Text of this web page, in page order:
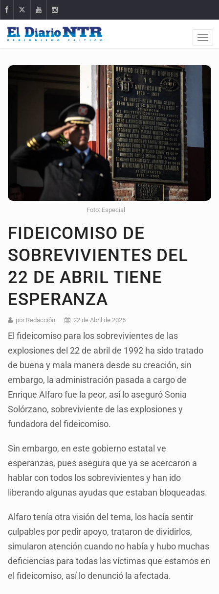
Foto: Especial
FIDEICOMISO DE
SOBREVIVIENTES DEL
22 DE ABRIL TIENE
ESPERANZA
por Redacción 22 de Abril de 2025
El fideicomiso para los sobrevivientes de las
explosiones del 22 de abril de 1992 ha sido tratado
de buena y mala manera desde su creación, sin
embargo, la administración pasada a cargo de
Enrique Alfaro fue la peor, así lo aseguró Sonia
Solórzano, sobreviviente de las explosiones y
fundadora del fideicomiso.
Sin embargo, en este gobierno estatal ve
esperanzas, pues asegura que ya se acercaron a
hablar con todos los sobrevivientes y han ido
liberando algunas ayudas que estaban bloqueadas.
Alfaro tenía otra visión del tema, los hacía sentir
culpables por pedir apoyo, trataron de dividirlos,
simularon atención cuando no había y hubo muchas
deficiencias para todas las víctimas que estamos en
el fideicomiso, así lo denunció la afectada.